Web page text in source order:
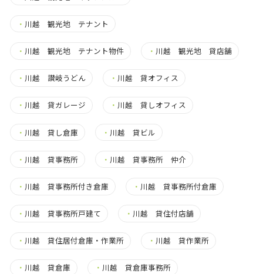
・ 川越 観光地 テナント
・ 川越 観光地 テナント物件 ・ 川越 観光地 貸店舗
・ 川越 讃岐うどん ・ 川越 貸オフィス
・ 川越 貸ガレージ ・ 川越 貸しオフィス
・ 川越 貸し倉庫 ・ 川越 貸ビル
・ 川越 貸事務所 ・ 川越 貸事務所 仲介
・ 川越 貸事務所付き倉庫 ・ 川越 貸事務所付倉庫
・ 川越 貸事務所戸建て ・ 川越 貸住付店舗
・ 川越 貸住居付倉庫・作業所 ・ 川越 貸作業所
・ 川越 貸倉庫 ・ 川越 貸倉庫事務所